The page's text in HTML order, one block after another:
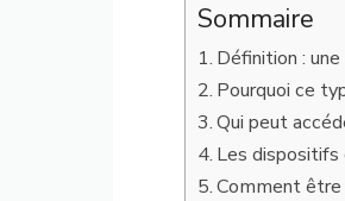
Sommaire
Définition :
Pourquoi ce
Qui peut
Les dispositifs
Comment